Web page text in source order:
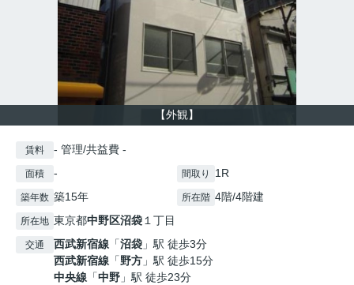
【外観】
賃料 - 管理/共益費 -
面積 - 間取り 1R
築年数 築15年 所在階 4階/4階建
所在地 東京都中野区沼袋 １丁目
交通 西武新宿線 「沼袋 」駅 徒歩3分
西武新宿線 「野方 」駅 徒歩15分
中央線 「中野 」駅 徒歩23分